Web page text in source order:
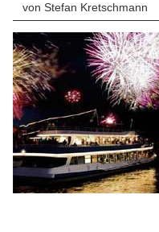
von Stefan Kretschmann